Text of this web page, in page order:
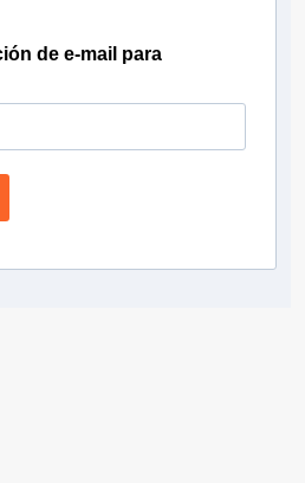
de e-mail para